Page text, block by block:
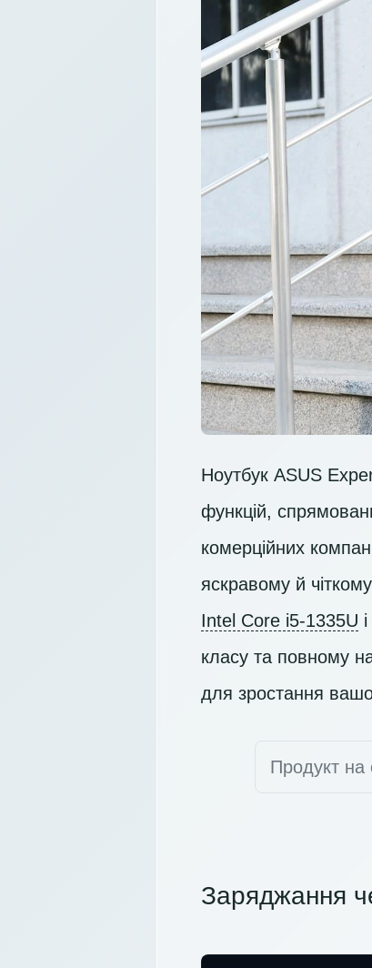
Ноутбук ASUS
функцій,
комерційних
яскравому й
Intel Core i5-1335U
класу та повному
для зростання
Продукт на
Заряджання